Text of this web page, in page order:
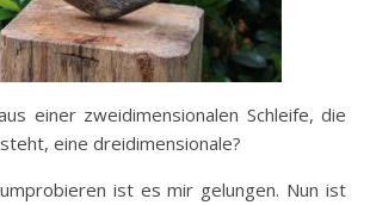
einer zweidimensionalen Schleife, die
eine dreidimensionale?
ist es mir gelungen. Nun ist